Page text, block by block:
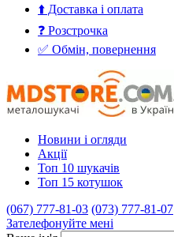
⬆️ Доставка і оплата
❓ Розстрочка
✅ Обмін, повернення
Новини і огляди
Акції
Топ 10 шукачів
Топ 15 котушок
(067) 777-81-03 (073) 777-81-07
Зателефонуйте мені